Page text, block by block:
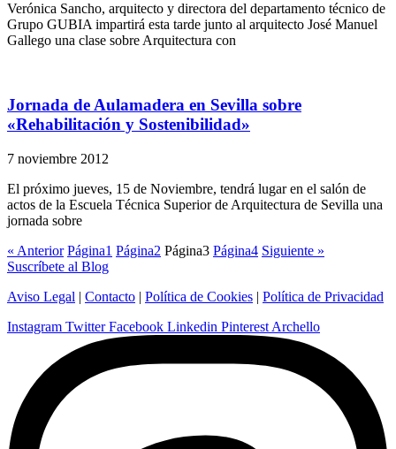
Verónica Sancho, arquitecto y directora del departamento técnico de
Grupo GUBIA impartirá esta tarde junto al arquitecto José Manuel
Gallego una clase sobre Arquitectura con
Jornada de Aulamadera en Sevilla sobre
«Rehabilitación y Sostenibilidad»
7 noviembre 2012
El próximo jueves, 15 de Noviembre, tendrá lugar en el salón de
actos de la Escuela Técnica Superior de Arquitectura de Sevilla una
jornada sobre
« Anterior Página1 Página2 Página3 Página4 Siguiente »
Suscríbete al Blog
Aviso Legal | Contacto | Política de Cookies | Política de Privacidad
Instagram Twitter Facebook Linkedin Pinterest Archello